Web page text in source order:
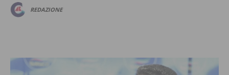
REDAZIONE